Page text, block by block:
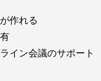
作れる
イン会議のサポート